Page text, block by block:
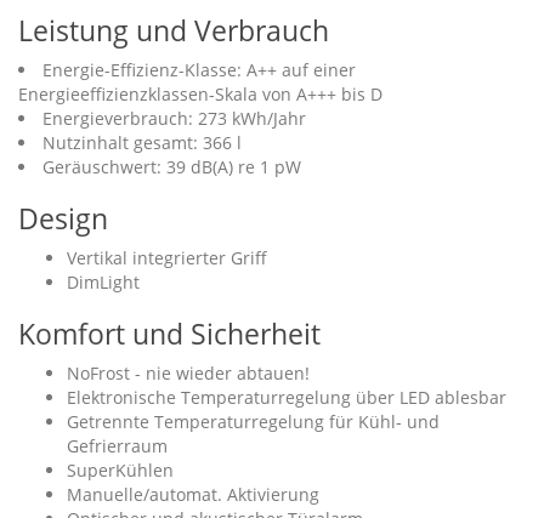
Leistung und Verbrauch
Energie-Effizienz-Klasse: A++ auf einer
Energieeffizienzklassen-Skala von A+++ bis D
Energieverbrauch: 273 kWh/Jahr
Nutzinhalt gesamt: 366 l
Geräuschwert: 39 dB(A) re 1 pW
Design
Vertikal integrierter Griff
DimLight
Komfort und Sicherheit
NoFrost - nie wieder abtauen!
Elektronische Temperaturregelung über LED ablesbar
Getrennte Temperaturregelung für Kühl- und
Gefrierraum
SuperKühlen
Manuelle/automat. Aktivierung